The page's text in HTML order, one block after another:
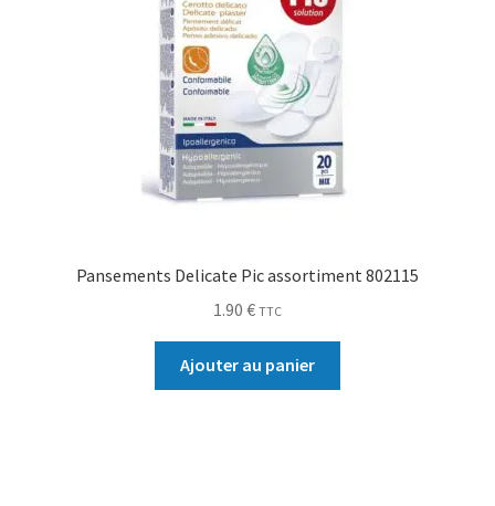
Pansements Delicate Pic assortiment 802115
1.90 € TTC
Ajouter au panier